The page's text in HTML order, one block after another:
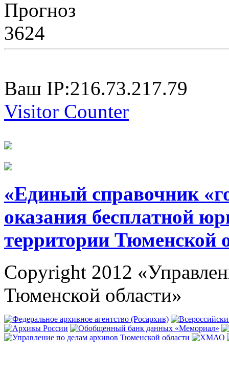
Прогноз
3624
Ваш IP:216.73.217.79
Visitor Counter
«Единый справочник
оказания бесплатной
территории Тюменской
Copyright 2012
Тюменской области»